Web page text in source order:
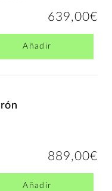
639,00€
Añadir
889,00€
Añadir